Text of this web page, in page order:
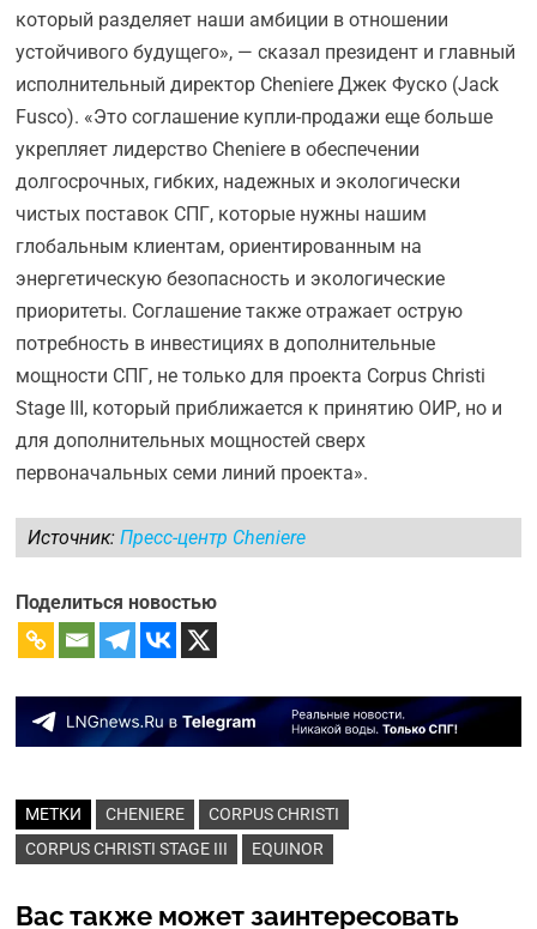
который разделяет наши амбиции в отношении
устойчивого будущего», — сказал президент и главный
исполнительный директор Cheniere Джек Фуско (Jack
Fusco). «Это соглашение купли-продажи еще больше
укрепляет лидерство Cheniere в обеспечении
долгосрочных, гибких, надежных и экологически
чистых поставок СПГ, которые нужны нашим
глобальным клиентам, ориентированным на
энергетическую безопасность и экологические
приоритеты. Соглашение также отражает острую
потребность в инвестициях в дополнительные
мощности СПГ, не только для проекта Corpus Christi
Stage III, который приближается к принятию ОИР, но и
для дополнительных мощностей сверх
первоначальных семи линий проекта».
Источник:Пресс-центр Cheniere
Поделиться новостью
МЕТКИ CHENIERE
CORPUS CHRISTI
CORPUS CHRISTI STAGE III
EQUINOR
Вас также может заинтересовать